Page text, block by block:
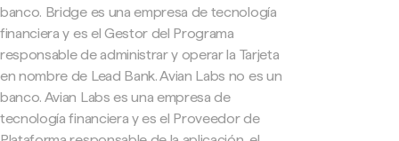
banco. Bridge es una empresa de tecnología
financiera y es el Gestor del Programa
responsable de administrar y operar la Tarjeta
en nombre de Lead Bank. Avian Labs no es un
banco. Avian Labs es una empresa de
tecnología financiera y es el Proveedor de